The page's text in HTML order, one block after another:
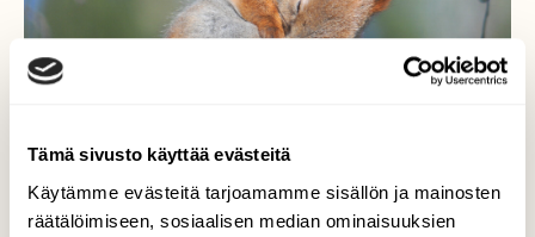
Tämä sivusto käyttää evästeitä
Käytämme evästeitä tarjoamamme sisällön ja mainosten
räätälöimiseen, sosiaalisen median ominaisuuksien